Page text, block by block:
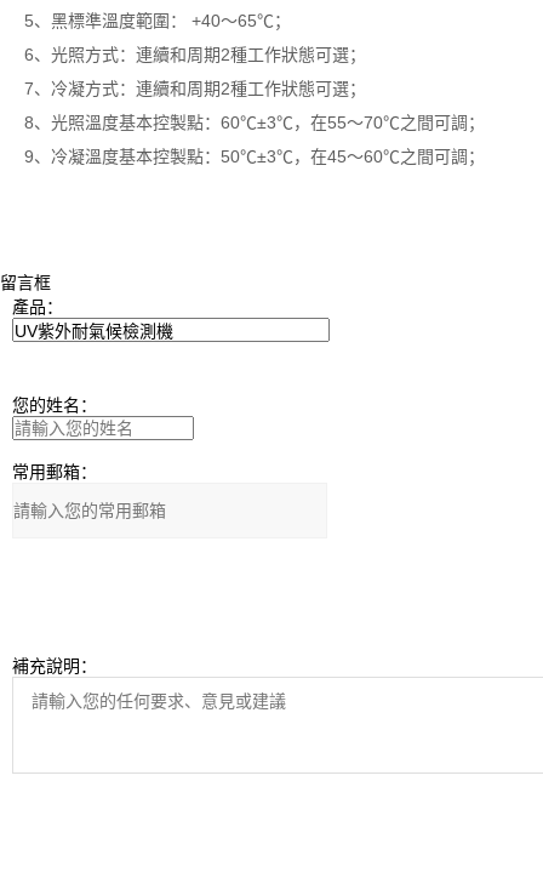
5、黑標準溫度範圍： +40～65℃；
6、光照方式：連續和周期2種工作狀態可選；
7、冷凝方式：連續和周期2種工作狀態可選；
8、光照溫度基本控製點：60℃±3℃，在55～70℃之間可調；
9、冷凝溫度基本控製點：50℃±3℃，在45～60℃之間可調；
留言框
產品：
您的姓名：
常用郵箱：
補充說明：